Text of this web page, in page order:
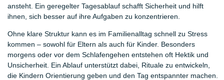
ansteht. Ein geregelter Tagesablauf schafft Sicherheit und hilft
ihnen, sich besser auf ihre Aufgaben zu konzentrieren.
Ohne klare Struktur kann es im Familienalltag schnell zu Stress
kommen – sowohl für Eltern als auch für Kinder. Besonders
morgens oder vor dem Schlafengehen entstehen oft Hektik und
Unsicherheit. Ein Ablauf unterstützt dabei, Rituale zu entwickeln,
die Kindern Orientierung geben und den Tag entspannter machen.